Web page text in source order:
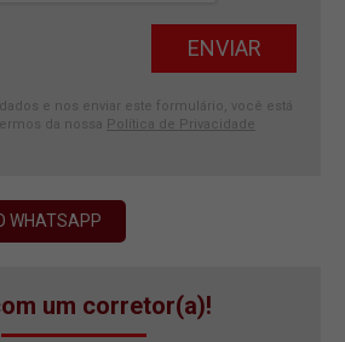
e nos enviar este formulário, você está
da nossa
Política de Privacidade
WHATSAPP
um corretor(a)!